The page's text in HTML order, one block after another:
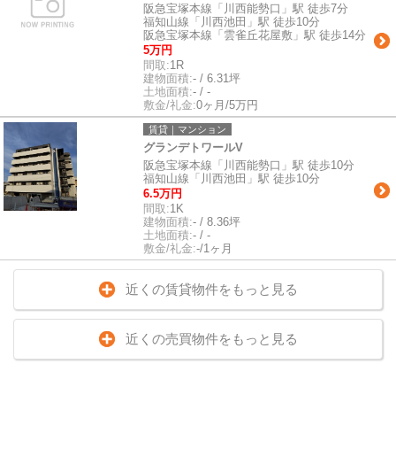
阪急宝塚本線「川西能勢口」駅 徒歩7分
福知山線「川西池田」駅 徒歩10分
阪急宝塚本線「雲雀丘花屋敷」駅 徒歩14分
5万円
間取:1R
建物面積:- / 6.31坪
土地面積:- / -
敷金/礼金:0ヶ月/5万円
賃貸｜マンション
グランデトワールV
阪急宝塚本線「川西能勢口」駅 徒歩10分
福知山線「川西池田」駅 徒歩10分
6.5万円
間取:1K
建物面積:- / 8.36坪
土地面積:- / -
敷金/礼金:-/1ヶ月
近くの賃貸物件をもっと見る
近くの売買物件をもっと見る